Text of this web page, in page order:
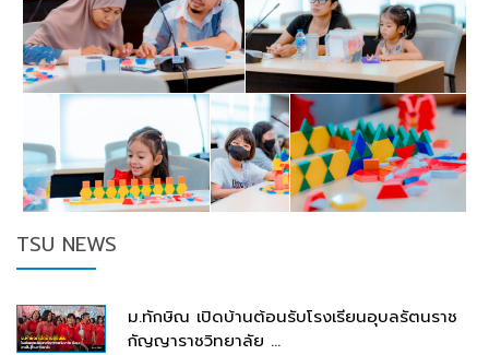
TSU NEWS
ม.ทักษิณ เปิดบ้านต้อนรับโรงเรียนอุบลรัตนราช
กัญญาราชวิทยาลัย ...